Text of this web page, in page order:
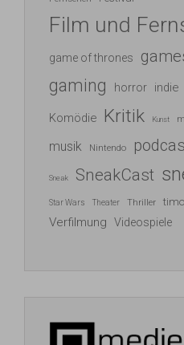
Film und
game of thrones
gaming horror indie
Komödie Kritik Kunst
musik Nintendo
Sneak SneakCast
Star Wars Theater Thriller timo
Verfilmung Videospiele